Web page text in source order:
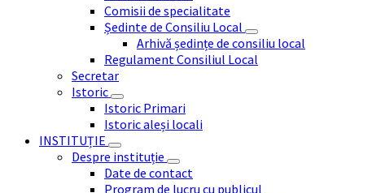
Comisii de specialitate
Ședinte de Consiliu Local
Arhivă ședințe de consiliu local
Regulament Consiliul Local
Secretar
Istoric
Istoric Primari
Istoric aleși locali
INSTITUȚIE
Despre instituție
Date de contact
Program de lucru cu publicul